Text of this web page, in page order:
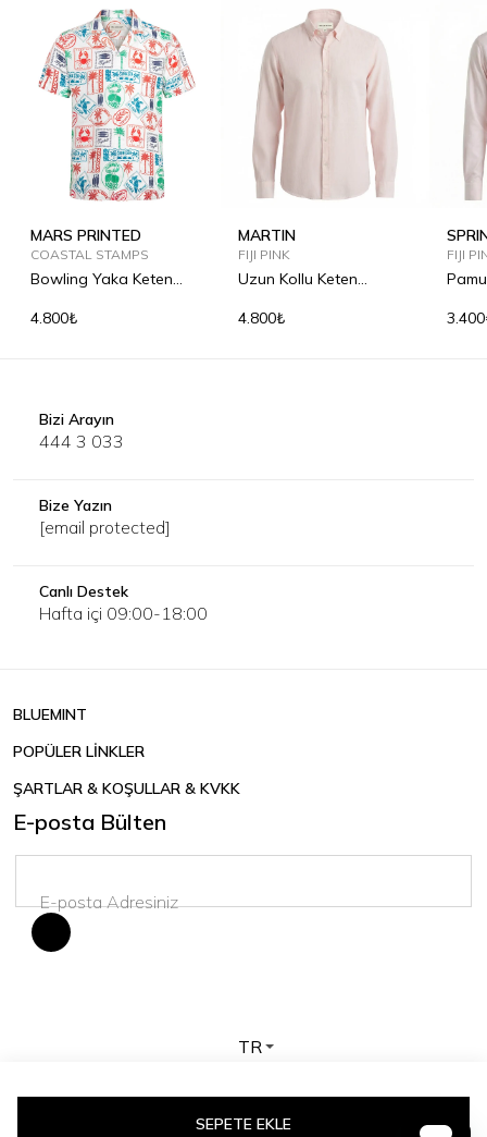
SEPETE EKLE
MARS PRINTED
COASTAL STAMPS
Bowling Yaka Keten
4.800₺
MARTIN
FIJI PINK
Uzun Kollu Keten
4.800₺
FIJI
Bizi Arayın
444 3 033
Bize Yazın
[email protected]
Canlı Destek
Hafta içi 09:00-18:00
BLUEMINT
POPÜLER LİNKLER
ŞARTLAR & KOŞULLAR & KVKK
E-posta Bülten
TR